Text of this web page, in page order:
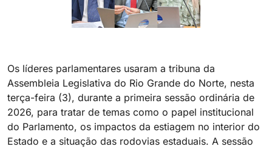
Os líderes parlamentares usaram a tribuna da
Assembleia Legislativa do Rio Grande do Norte, nesta
terça-feira (3), durante a primeira sessão ordinária de
2026, para tratar de temas como o papel institucional
do Parlamento, os impactos da estiagem no interior do
Estado e a situação das rodovias estaduais. A sessão